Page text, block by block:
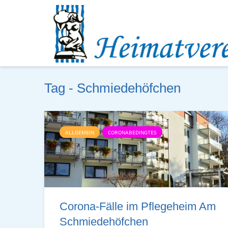
Tag - Schmiedehöfchen
ALLGEMEIN CORONABEDINGTES
Corona-Fälle im Pflegeheim Am
Schmiedehöfchen